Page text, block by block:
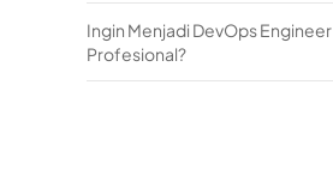
Ingin Menjadi DevOps Engineer
Profesional?